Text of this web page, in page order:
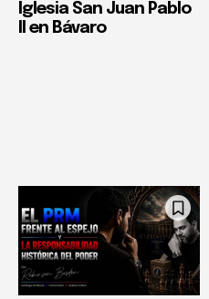
Iglesia San Juan Pablo
II en Bávaro